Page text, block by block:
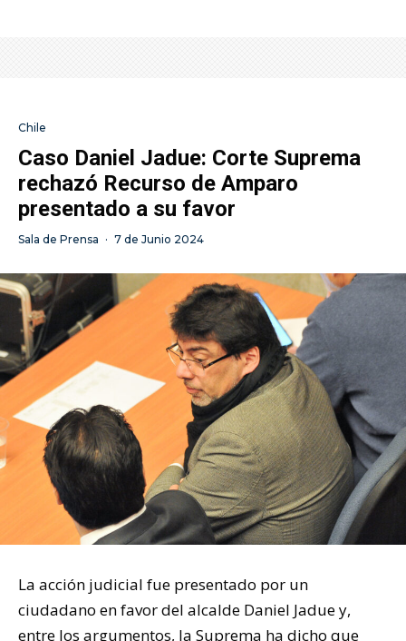
Chile
Caso Daniel Jadue: Corte Suprema
rechazó Recurso de Amparo
presentado a su favor
Sala de Prensa · 7 de Junio 2024
La acción judicial fue presentado por un
ciudadano en favor del alcalde Daniel Jadue y,
entre los argumentos, la Suprema ha dicho que